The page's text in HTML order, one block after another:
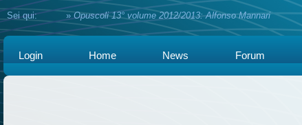
Sei qui:Home »Opuscoli 13° volume 2012/2013: Alfonso Mannari
Login Home News Forum